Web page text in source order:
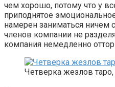
чем хорошо, потому что у
приподнятое
намерен заниматься ничем
членов компании не
компания немедленно
Четверка жезлов